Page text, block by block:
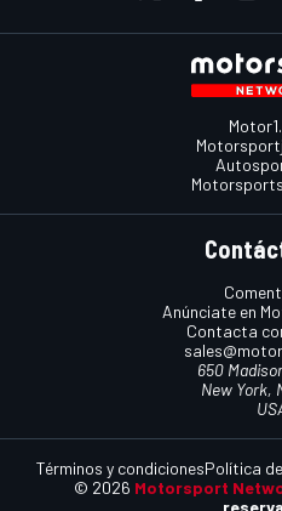
Anúnciate en
Contacta
650
New York,
© 2026 Motorsport
Términos y condicionesPolítica